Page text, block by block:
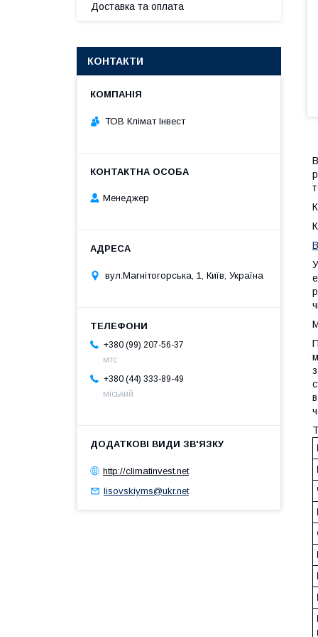
Доставка та оплата
КОНТАКТИ
ТОВ Клімат Інвест
Менеджер
вул.Магнітогорська, 1, Київ, Україна
+380 (99) 207-56-37
мтс
+380 (44) 333-89-49
міський
http://climatinvest.net
lisovskiyms@ukr.net